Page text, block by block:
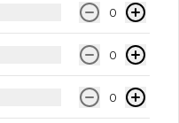
0
0
0